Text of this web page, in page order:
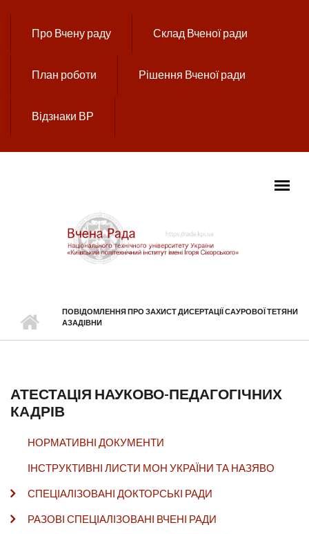
Про Вчену раду Склад Вченої ради
План роботи Рішення Вченої ради
Відзнаки ВР
ПОВІДОМЛЕННЯ ПРО ЗАХИСТ ДИСЕРТАЦІЇ САУРОВОЇ ТЕТЯНИ
АЗАДІВНИ
АТЕСТАЦІЯ НАУКОВО-ПЕДАГОГІЧНИХ
КАДРІВ
НОРМАТИВНІ ДОКУМЕНТИ
ІНСТРУКТИВНІ ЛИСТИ МОН УКРАЇНИ ТА НАЗЯВО
СПЕЦІАЛІЗОВАНІ ДОКТОРСЬКІ РАДИ
РАЗОВІ СПЕЦІАЛІЗОВАНІ ВЧЕНІ РАДИ